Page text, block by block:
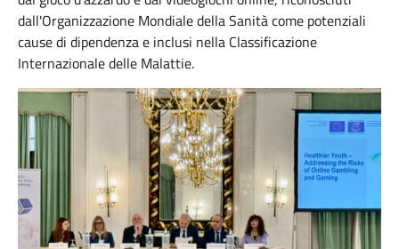
dall'Organizzazione Mondiale della Sanità come potenziali
cause di dipendenza e inclusi nella Classificazione
Internazionale delle Malattie.